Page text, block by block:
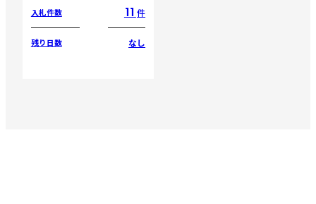
入札件数 11 件
残り日数 なし